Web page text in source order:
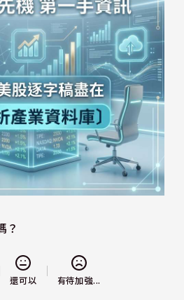
？
還可以 有待加強...